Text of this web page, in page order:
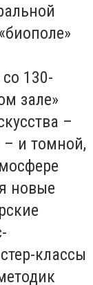
130-
зале»
–
– и томной,
новые
классы